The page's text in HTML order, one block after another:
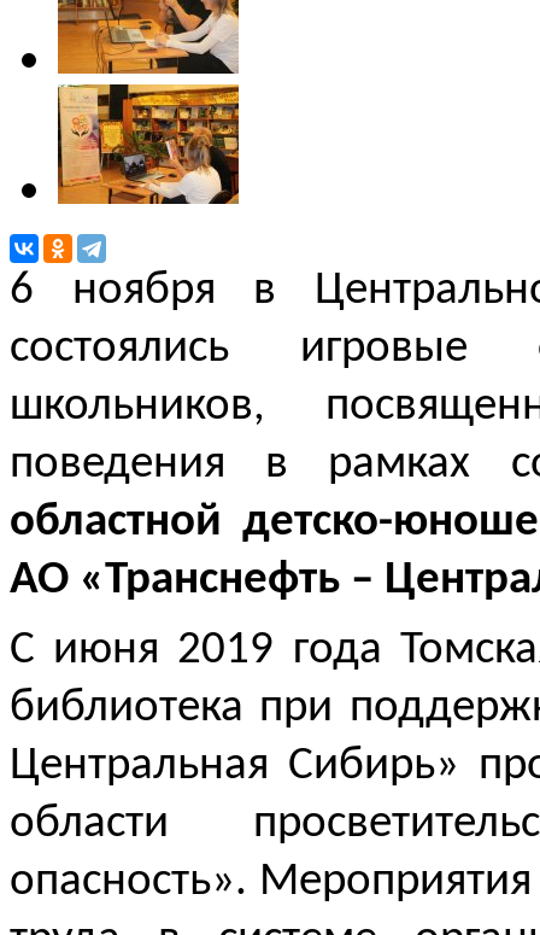
6 ноября в
состоялись
школьников,
поведения в рамках
областной детско-
АО «Транснефть –
С июня 2019 года
библиотека при
Центральная Сибирь»
области
опасность».